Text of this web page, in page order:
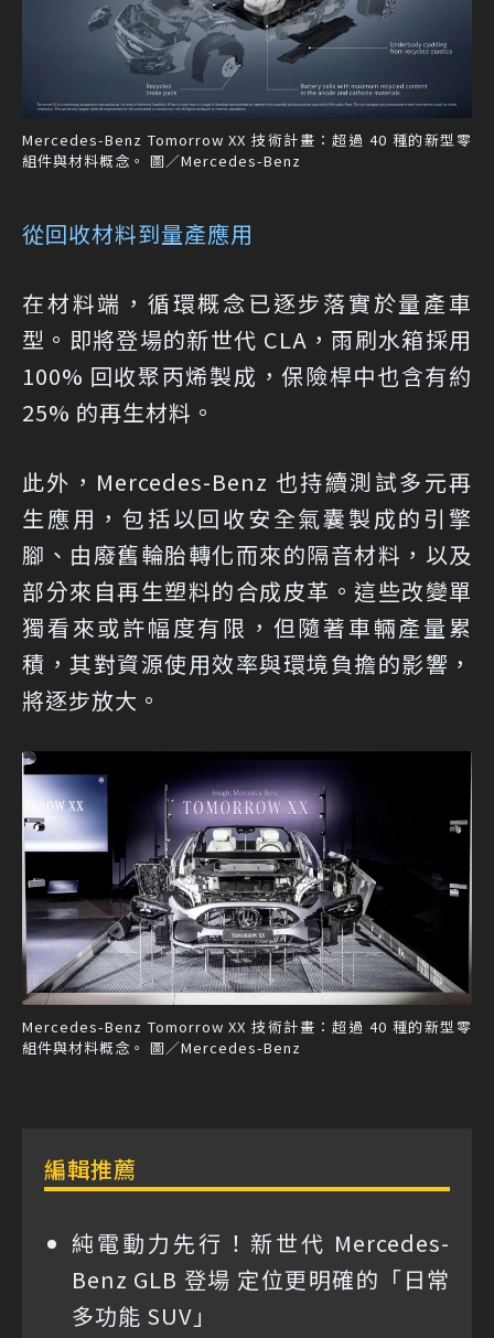
Mercedes-Benz Tomorrow XX 技術計畫：超過 40 種的新型零
組件與材料概念。 圖／Mercedes-Benz
從回收材料到量產應用
在材料端，循環概念已逐步落實於量產車
型。即將登場的新世代 CLA，雨刷水箱採用
100% 回收聚丙烯製成，保險桿中也含有約
25% 的再生材料。
此外，Mercedes-Benz 也持續測試多元再
生應用，包括以回收安全氣囊製成的引擎
腳、由廢舊輪胎轉化而來的隔音材料，以及
部分來自再生塑料的合成皮革。這些改變單
獨看來或許幅度有限，但隨著車輛產量累
積，其對資源使用效率與環境負擔的影響，
將逐步放大。
Mercedes-Benz Tomorrow XX 技術計畫：超過 40 種的新型零
組件與材料概念。 圖／Mercedes-Benz
編輯推薦
純電動力先行！新世代 Mercedes-
Benz GLB 登場 定位更明確的「日常
多功能 SUV」